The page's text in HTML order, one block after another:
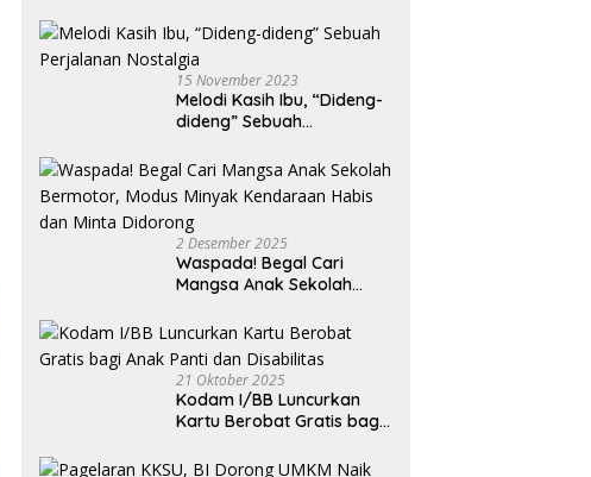
15 November 2023
Melodi Kasih Ibu, “Dideng-
dideng” Sebuah
2 Desember 2025
Waspada! Begal Cari
Mangsa Anak Sekolah
Kendaraan Habis dan
Minta Didorong
21 Oktober 2025
Kodam I/BB Luncurkan
Kartu Berobat Gratis bagi